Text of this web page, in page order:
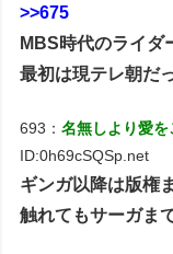
>>675
MBS時代のライダ
最初は現テレ朝だ
693：名無しより愛を
ID:0h69cSQSp.net
ギンガ以降は版権
触れてもサーガま